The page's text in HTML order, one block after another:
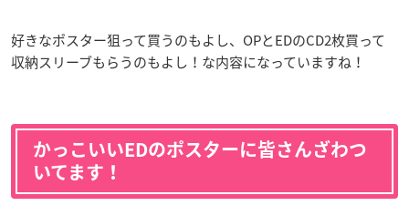
好きなポスター狙って買うのもよし、OPとEDのCD2枚買って
収納スリーブもらうのもよし！な内容になっていますね！
かっこいいEDのポスターに皆さんざわつ
いてます！